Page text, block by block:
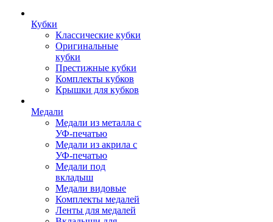
Кубки
Классические кубки
Оригинальные
кубки
Престижные кубки
Комплекты кубков
Крышки для кубков
Медали
Медали из металла с
УФ-печатью
Медали из акрила с
УФ-печатью
Медали под
вкладыш
Медали видовые
Комплекты медалей
Ленты для медалей